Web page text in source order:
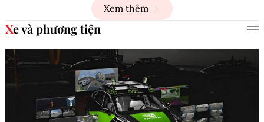
Xem thêm
Xe và phương tiện